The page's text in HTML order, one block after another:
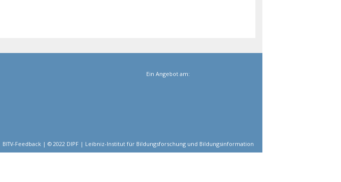
Ein Angebot am:
BITV-Feedback| © 2022 DIPF | Leibniz-Institut für Bildungsforschung und Bildungsinformation